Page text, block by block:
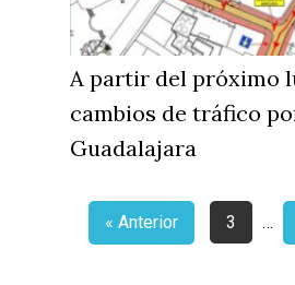
A partir del próximo
cambios de tráfico
Guadalajara
« Anterior 3 …